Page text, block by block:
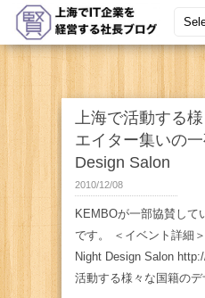
上海で活動する
エイター集いの
Design Salon
2010/12/08
KEMBOが一部協賛して
です。 ＜イベント詳細
Night Design Salon
活動する様々な国籍の